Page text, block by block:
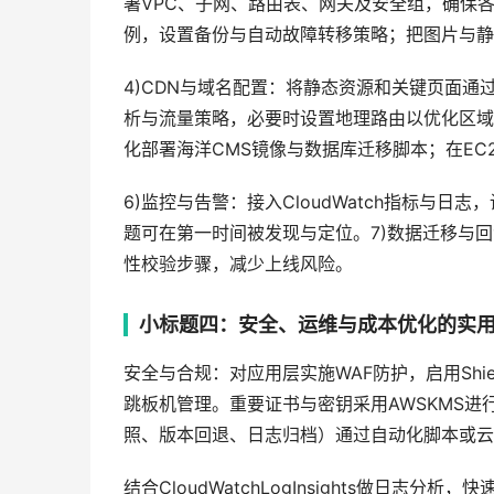
例，设置备份与自动故障转移策略；把图片与
4)CDN与域名配置：将静态资源和关键页面
析与流量策略，必要时设置地理路由以优化区
化部署海洋CMS镜像与数据库迁移脚本；在
6)监控与告警：接入CloudWatch指标与日志
题可在第一时间被发现与定位。7)数据迁移与
性校验步骤，减少上线风险。
小标题四：安全、运维与成本优化的实
安全与合规：对应用层实施WAF防护，启用
跳板机管理。重要证书与密钥采用AWSKMS
照、版本回退、日志归档）通过自动化脚本或
结合CloudWatchLogInsights做日志分析，快